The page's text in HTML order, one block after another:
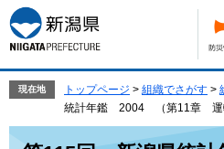
ー
ジ
の
で
す。
ニ
ュ
ー
ば
現在地 トップページ > 組織でさがす >
統計年鑑 2004 （第11章 運